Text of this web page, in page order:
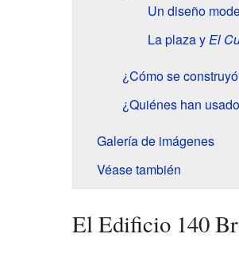
Un diseño
La plaza yEl
¿Cómo se
¿Quiénes han
Galería de imágenes
Véase también
El Edificio 140